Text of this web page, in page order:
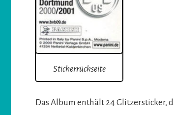
Stickerrückseite
Das Album enthält 24 Glitzersticker,